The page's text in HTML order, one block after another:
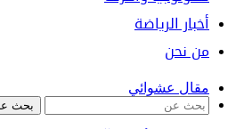
أخبار الرياضة
من نحن
مقال عشوائي
بحث